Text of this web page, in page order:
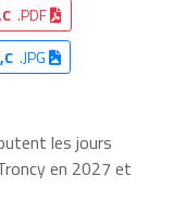
.PDF
.JPG
les jours
en 2027 et